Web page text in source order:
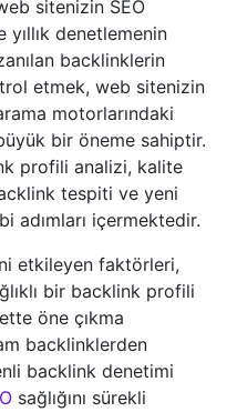
sitenizin SEO
yıllık denetlemenin
backlinklerin
etmek, web sitenizin
motorlarındaki
bir öneme sahiptir.
profili analizi, kalite
tespiti ve yeni
adımları içermektedir.
etkileyen faktörleri,
bir backlink profili
öne çıkma
backlinklerden
backlink denetimi
sağlığını sürekli